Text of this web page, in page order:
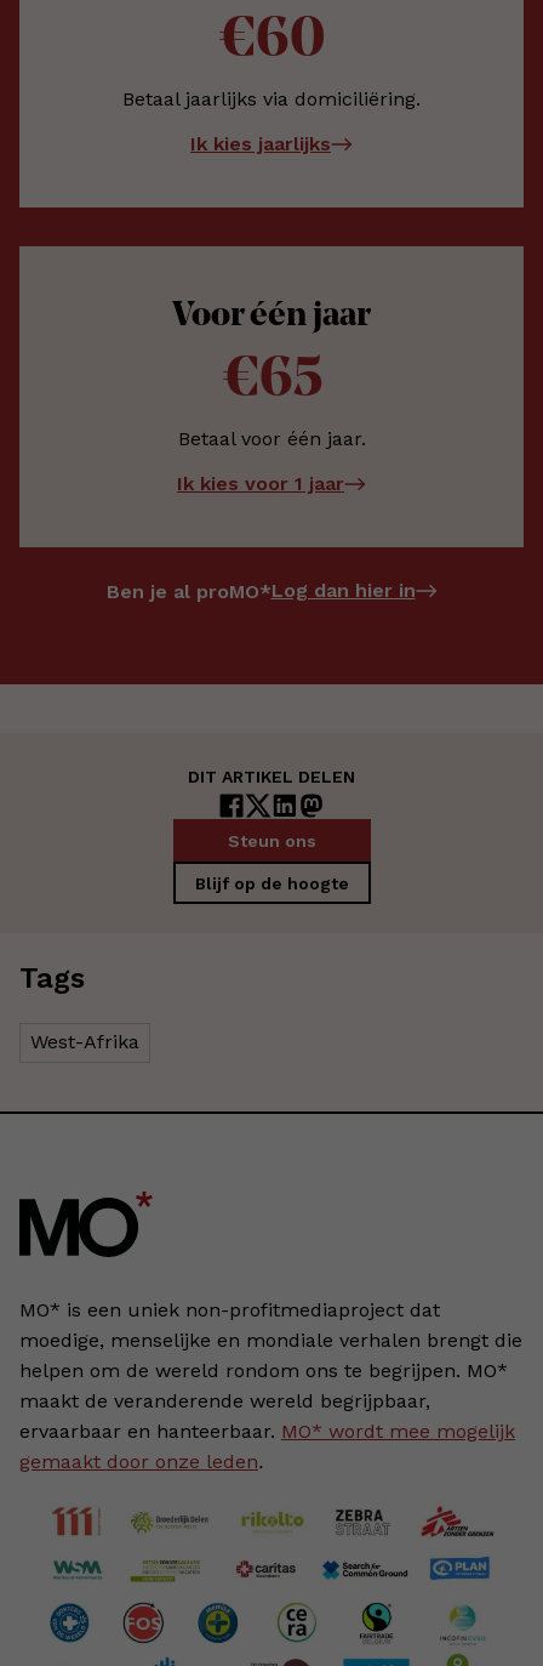
€60
Betaal jaarlijks via domiciliëring.
Ik kies jaarlijks
Voor één jaar
€65
Betaal voor één jaar.
Ik kies voor 1 jaar
Ben je al proMO*Log dan hier in
DIT ARTIKEL DELEN
Steun ons
Blijf op de hoogte
Tags
West-Afrika
MO* is een uniek non-profitmediaproject dat
moedige, menselijke en mondiale verhalen brengt die
helpen om de wereld rondom ons te begrijpen. MO*
maakt de veranderende wereld begrijpbaar,
ervaarbaar en hanteerbaar. MO* wordt mee mogelijk
gemaakt door onze leden.